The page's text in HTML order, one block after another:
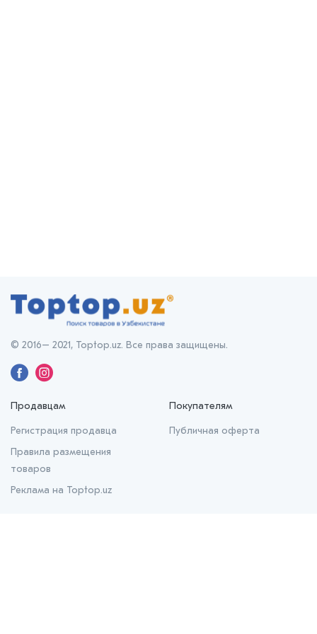
Продавцам
Регистрация продавца
Правила размещения
товаров
Реклама на Toptop.uz
Покупателям
Публичная оферта
© 2016– 2021, Toptop.uz. Все права защищены.